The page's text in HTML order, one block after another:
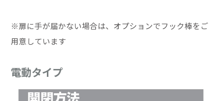
※扉に手が届かない場合は、オプションでフック棒をご
用意しています
電動タイプ